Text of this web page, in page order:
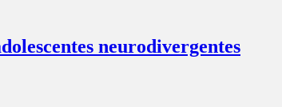
neurodivergentes